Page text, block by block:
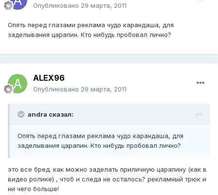
Опубликовано 29 марта, 2011
Опять перед глазами реклама чудо карандаша, для
заделывания царапин. Кто нибудь пробовал лично?
ALEX96
Опубликовано 29 марта, 2011
andra сказал:
Опять перед глазами реклама чудо карандаша, для
заделывания царапин. Кто нибудь пробовал лично?
это все бред. как можно заделать приличную царапину (как в
видео ролике) , чтоб и следа не осталось? рекламный трюк и
ни чего больше!